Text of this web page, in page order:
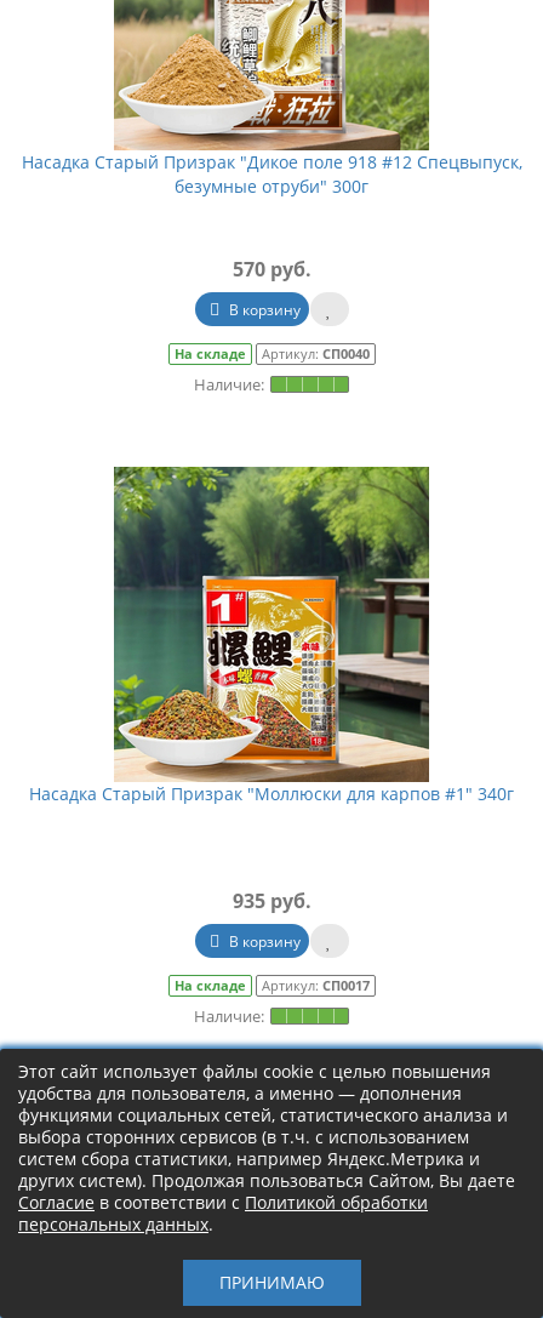
Насадка Старый Призрак "Дикое поле 918 #12 Спецвыпуск,
безумные отруби" 300г
570 руб.
В корзину
На складе Артикул: СП0040
Насадка Старый Призрак "Моллюски для карпов #1" 340г
935 руб.
В корзину
На складе Артикул: СП0017
ХИТ ПРОДАЖ
Левая панель
Этот сайт использует файлы cookie с целью повышения
удобства для пользователя, а именно — дополнения
функциями социальных сетей, статистического анализа и
выбора сторонних сервисов (в т.ч. с использованием
систем сбора статистики, например Яндекс.Метрика и
других систем). Продолжая пользоваться Сайтом, Вы даете
Согласие в соответствии с Политикой обработки
персональных данных.
ПРИНИМАЮ